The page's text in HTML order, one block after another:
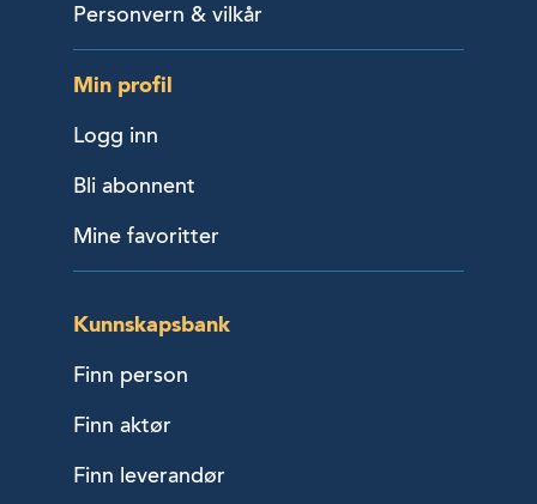
Personvern & vilkår
Min profil
Logg inn
Bli abonnent
Mine favoritter
Kunnskapsbank
Finn person
Finn aktør
Finn leverandør